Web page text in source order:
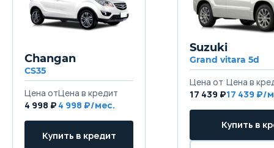
Независимая - McPherson
Независимая - многорычажная
Передние тормоза
Дисковые вентилируемые
Changan
CS35
Цена от
4 998 ₽
Цена в кредит
4 998 ₽/мес.
Купить в кредит
Suzuki
Grand vitara 5d
Цена от
17 439 ₽
Цена в
17 439 ₽/
Купить в